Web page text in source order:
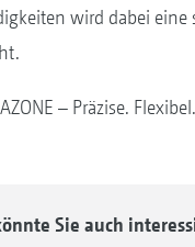
wird dabei eine
– Präzise.
Sie auch